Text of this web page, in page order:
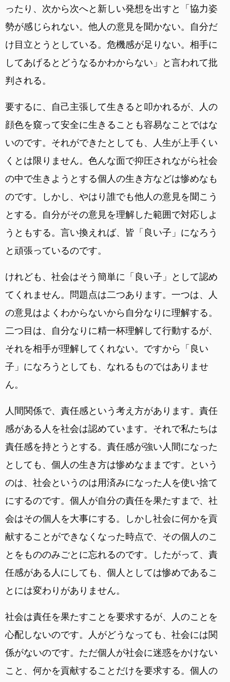
ったり、次から次へと新しい発想を出すと「協力姿
勢が感じられない。他人の意見を聞かない。自分だ
け目立とうとしている。危機感が足りない。相手に
してあげるとどうなるかわからない」と言われて批
判される。
要するに、自己主張して生きると叩かれるが、人の
顔色を窺って安全に生きることも容易なことではな
いのです。それができたとしても、人生が上手くい
くとは限りません。色んな面で抑圧されながら社会
の中で生きようとする個人の生き方などは惨めなも
のです。しかし、やはり誰でも他人の意見を聞こう
とする。自分がその意見を理解した範囲で対応しよ
うともする。言い換えれば、皆「良い子」になろう
と頑張っているのです。
けれども、社会はそう簡単に「良い子」として認め
てくれません。問題点は二つあります。一つは、人
の意見はよくわからないから自分なりに理解する。
二つ目は、自分なりに精一杯理解して行動するが、
それを相手が理解してくれない。ですから「良い
子」になろうとしても、なれるものではありませ
ん。
人間関係で、責任感という考え方があります。責任
感がある人を社会は認めています。それで私たちは
責任感を持とうとする。責任感が強い人間になった
としても、個人の生き方は惨めなままです。という
のは、社会というのは用済みになった人を使い捨て
にするのです。個人が自分の責任を果たすまで、社
会はその個人を大事にする。しかし社会に何かを貢
献することができなくなった時点で、その個人のこ
とをもののみごとに忘れるのです。したがって、責
任感がある人にしても、個人としては惨めであるこ
とには変わりがありません。
社会は責任を果たすことを要求するが、人のことを
心配しないのです。人がどうなっても、社会には関
係がないのです。ただ個人が社会に迷惑をかけない
こと、何かを貢献することだけを要求する。個人の